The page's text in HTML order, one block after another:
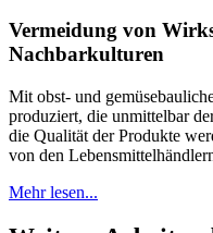
Vermeidung von
Nachbarkulturen
Mit obst- und
produziert, die unmittelbar
die Qualität der Produkte
von den
Mehr lesen...